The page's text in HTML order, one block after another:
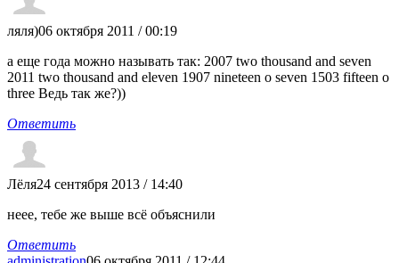
ляля)06 октября 2011 / 00:19
а еще года можно называть так: 2007 two thousand and seven
2011 two thousand and eleven 1907 nineteen o seven 1503 fifteen o
three Ведь так же?))
Ответить
Лёля24 сентября 2013 / 14:40
неее, тебе же выше всё объяснили
Ответить